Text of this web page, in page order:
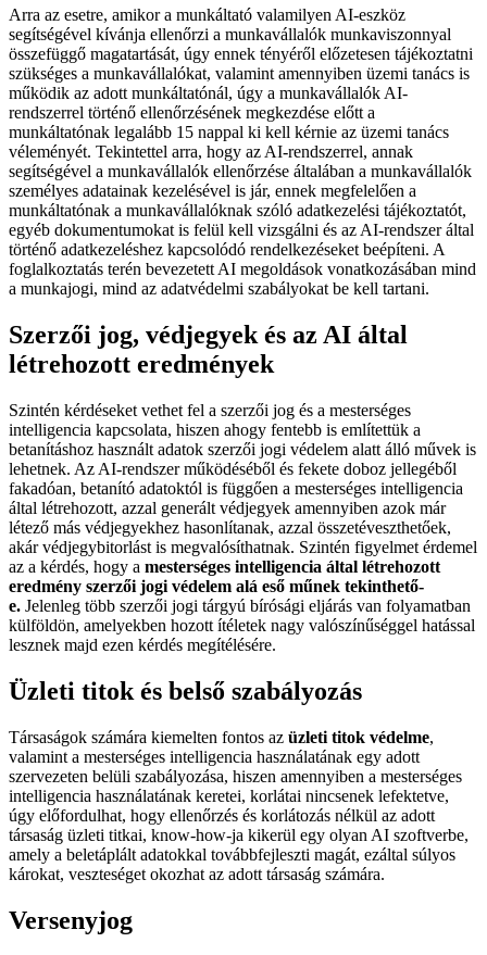
Arra az esetre, amikor a munkáltató valamilyen AI-eszköz
segítségével kívánja ellenőrzi a munkavállalók munkaviszonnyal
összefüggő magatartását, úgy ennek tényéről előzetesen tájékoztatni
szükséges a munkavállalókat, valamint amennyiben üzemi tanács is
működik az adott munkáltatónál, úgy a munkavállalók AI-
rendszerrel történő ellenőrzésének megkezdése előtt a
munkáltatónak legalább 15 nappal ki kell kérnie az üzemi tanács
véleményét. Tekintettel arra, hogy az AI-rendszerrel, annak
segítségével a munkavállalók ellenőrzése általában a munkavállalók
személyes adatainak kezelésével is jár, ennek megfelelően a
munkáltatónak a munkavállalóknak szóló adatkezelési tájékoztatót,
egyéb dokumentumokat is felül kell vizsgálni és az AI-rendszer által
történő adatkezeléshez kapcsolódó rendelkezéseket beépíteni. A
foglalkoztatás terén bevezetett AI megoldások vonatkozásában mind
a munkajogi, mind az adatvédelmi szabályokat be kell tartani.
Szerzői jog, védjegyek és az AI által
létrehozott eredmények
Szintén kérdéseket vethet fel a szerzői jog és a mesterséges
intelligencia kapcsolata, hiszen ahogy fentebb is említettük a
betanításhoz használt adatok szerzői jogi védelem alatt álló művek is
lehetnek. Az AI-rendszer működéséből és fekete doboz jellegéből
fakadóan, betanító adatoktól is függően a mesterséges intelligencia
által létrehozott, azzal generált védjegyek amennyiben azok már
létező más védjegyekhez hasonlítanak, azzal összetéveszthetőek,
akár védjegybitorlást is megvalósíthatnak. Szintén figyelmet érdemel
az a kérdés, hogy a mesterséges intelligencia által létrehozott
eredmény szerzői jogi védelem alá eső műnek tekinthető-
e. Jelenleg több szerzői jogi tárgyú bírósági eljárás van folyamatban
külföldön, amelyekben hozott ítéletek nagy valószínűséggel hatással
lesznek majd ezen kérdés megítélésére.
Üzleti titok és belső szabályozás
Társaságok számára kiemelten fontos az üzleti titok védelme,
valamint a mesterséges intelligencia használatának egy adott
szervezeten belüli szabályozása, hiszen amennyiben a mesterséges
intelligencia használatának keretei, korlátai nincsenek lefektetve,
úgy előfordulhat, hogy ellenőrzés és korlátozás nélkül az adott
társaság üzleti titkai, know-how-ja kikerül egy olyan AI szoftverbe,
amely a beletáplált adatokkal továbbfejleszti magát, ezáltal súlyos
károkat, veszteséget okozhat az adott társaság számára.
Versenyjog